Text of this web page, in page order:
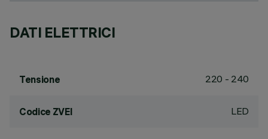
DATI ELETTRICI
Tensione 220 - 240
Codice ZVEI LED